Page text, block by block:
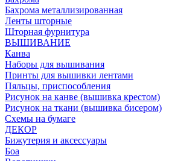
Бахрома металлизированная
Ленты шторные
Шторная фурнитура
ВЫШИВАНИЕ
Канва
Наборы для вышивания
Принты для вышивки лентами
Пяльцы, приспособления
Рисунок на канве (вышивка крестом)
Рисунок на ткани (вышивка бисером)
Схемы на бумаге
ДЕКОР
Бижутерия и аксессуары
Боа